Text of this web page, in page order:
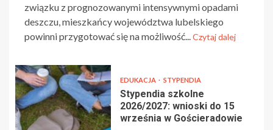
związku z prognozowanymi intensywnymi opadami
deszczu, mieszkańcy województwa lubelskiego
powinni przygotować się na możliwość...Czytaj dalej
EDUKACJA STYPENDIA
Stypendia szkolne
2026/2027: wnioski do 15
września w Gościeradowie